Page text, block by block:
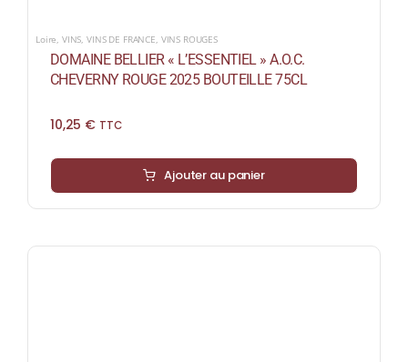
Loire, VINS,VINS DE FRANCE, VINS ROUGES
DOMAINE BELLIER « L’ESSENTIEL » A.O.C.
CHEVERNY ROUGE 2025 BOUTEILLE 75CL
10,25 € TTC
Ajouter au panier